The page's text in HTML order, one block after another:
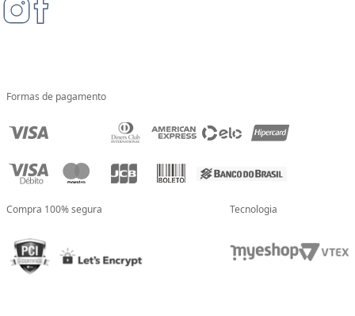
Formas de pagamento
Compra 100% segura Tecnologia